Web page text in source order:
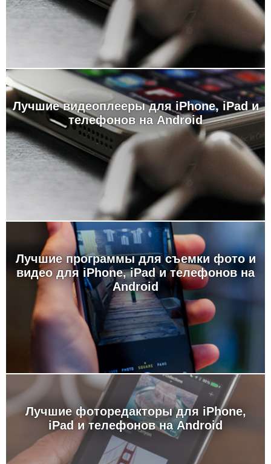
Лучшие видеоплееры для iPhone, iPad и
телефонов на Android
Лучшие программы для съемки фото и
видео для iPhone, iPad и телефонов на
Android
Лучшие фоторедакторы для iPhone,
iPad и телефонов на Android